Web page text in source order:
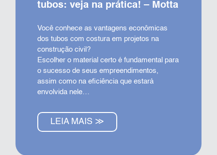
tubos: veja na prática! – Motta
Você conhece as vantagens econômicas
dos tubos com costura em projetos na
construção civil?
Escolher o material certo é fundamental para
o sucesso de seus empreendimentos,
assim como na eficiência que estará
envolvida nele…
LEIA MAIS ≫